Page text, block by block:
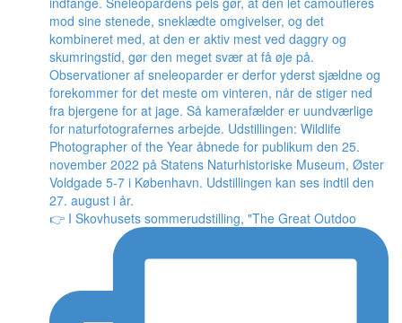
👉 I Skovhusets sommerudstilling, "The Great Outdoo